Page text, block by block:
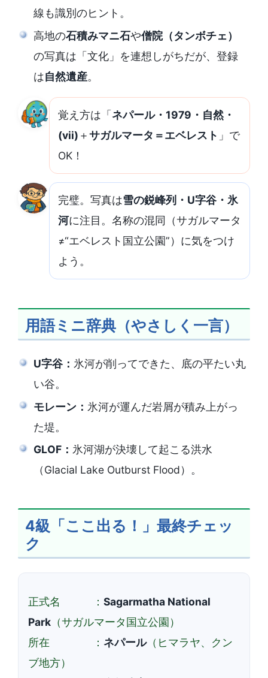
線も識別のヒント。
高地の石積みマニ石や僧院（タンボチェ）
の写真は「文化」を連想しがちだが、登録
は自然遺産。
覚え方は「 ネパール・1979・自然・
(vii) ＋サガルマータ＝エベレスト 」で
OK！
完璧。写真は雪の鋭峰列・U字谷・氷
河に注目。名称の混同（サガルマータ
≠“エベレスト国立公園”）に気をつけ
よう。
用語ミニ辞典（やさしく一言）
U字谷： 氷河が削ってできた、底の平たい丸
い谷。
モレーン： 氷河が運んだ岩屑が積み上がっ
た堤。
GLOF： 氷河湖が決壊して起こる洪水
（Glacial Lake Outburst Flood）。
4級「ここ出る！」最終チェッ
ク
正式名 ： Sagarmatha National
Park （サガルマータ国立公園）
所在 ： ネパール（ヒマラヤ、クン
ブ地方）